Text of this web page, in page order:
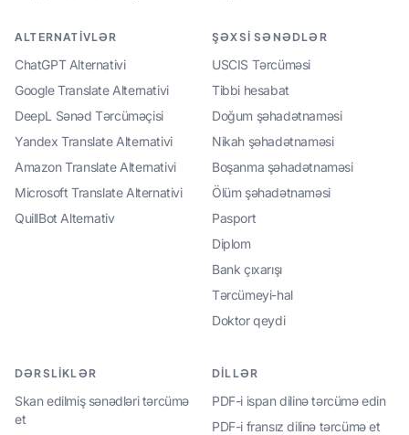
ALTERNATIVLƏR
ChatGPT Alternativi
Google Translate Alternativi
DeepL Sənəd Tərcüməçisi
Yandex Translate Alternativi
Amazon Translate Alternativi
Microsoft Translate Alternativi
QuillBot Alternativ
ŞƏXSI SƏNƏDLƏR
USCIS Tərcüməsi
Tibbi hesabat
Doğum şəhadətnaməsi
Nikah şəhadətnaməsi
Boşanma şəhadətnaməsi
Ölüm şəhadətnaməsi
Pasport
Diplom
Bank çıxarışı
Tərcümeyi-hal
Doktor qeydi
DƏRSLIKLƏR
Skan edilmiş sənədləri tərcümə
et
DILLƏR
PDF-i ispan dilinə tərcümə edin
PDF-i fransız dilinə tərcümə et